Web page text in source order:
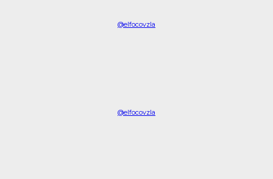
@elfocovzla
@elfocovzla